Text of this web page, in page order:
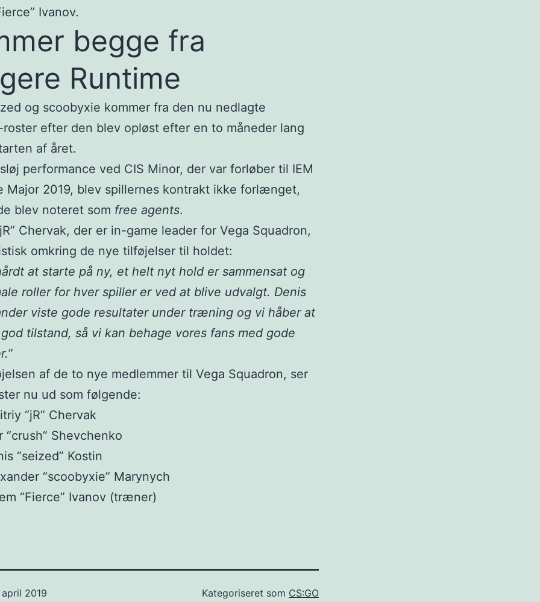
Ivanov.
begge fra
Runtime
og scoobyxie kommer fra den nu nedlagte
roster efter den blev opløst efter en to måneder lang
af året.
performance ved CIS Minor, der var forløber til IEM
Major 2019, blev spillernes kontrakt ikke forlænget,
blev noteret som free agents.
Chervak, der er in-game leader for Vega Squadron,
omkring de nye tilføjelser til holdet:
at starte på ny, et helt nyt hold er sammensat og
roller for hver spiller er ved at blive udvalgt. Denis
viste gode resultater under træning og vi håber at
tilstand, så vi kan behage vores fans med gode
”
af de to nye medlemmer til Vega Squadron, ser
nu ud som følgende:
“jR” Chervak
“crush” Shevchenko
“seized” Kostin
“scoobyxie” Marynych
“Fierce” Ivanov (træner)
2019
Kategoriseret som CS:GO